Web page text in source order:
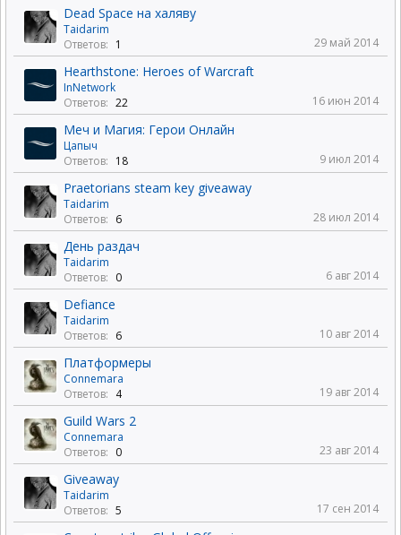
Dead Space на халяву
Taidarim
Ответов: 1 29 май 2014
Hearthstone: Heroes of Warcraft
InNetwork
Ответов: 22 16 июн 2014
Меч и Магия: Герои Онлайн
Цапыч
Ответов: 18 9 июл 2014
Praetorians steam key giveaway
Taidarim
Ответов: 6 28 июл 2014
День раздач
Taidarim
Ответов: 0 6 авг 2014
Defiance
Taidarim
Ответов: 6 10 авг 2014
Платформеры
Connemara
Ответов: 4 19 авг 2014
Guild Wars 2
Connemara
Ответов: 0 23 авг 2014
Giveaway
Taidarim
Ответов: 5 17 сен 2014